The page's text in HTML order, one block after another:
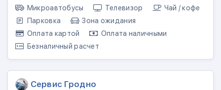
Микроавтобусы
Телевизор
Чай / кофе
Парковка
Зона ожидания
Оплата картой
Оплата наличными
Безналичный расчет
Сервис Гродно